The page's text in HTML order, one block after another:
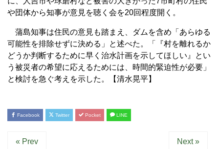
や団体から知事が意見を聴く会を20回程度開く。
蒲島知事は住民の意見も踏まえ、ダムを含め「あらゆる
可能性を排除せずに決める」と述べた。「『村を離れるか
どうか判断するために早く治水計画を示してほしい』とい
う被災者の希望に応えるためには、時間的緊迫性が必要」
と検討を急ぐ考えを示した。【清水晃平】
Facebook Twitter Pocket LINE
« Prev Next »